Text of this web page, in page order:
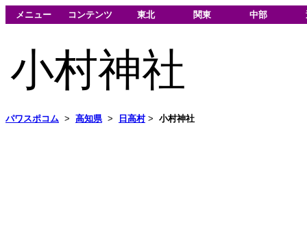
メニュー コンテンツ 東北 関東 中部
小村神社
パワスポコム > 高知県> 日高村> 小村神社